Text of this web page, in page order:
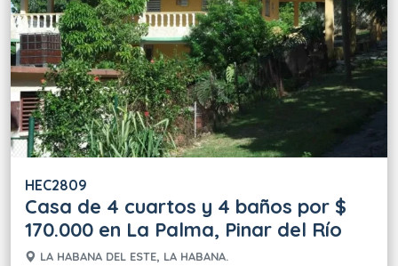
HEC2809
Casa de 4 cuartos y 4 baños por $
170.000 en La Palma, Pinar del Río
LA HABANA DEL ESTE, LA HABANA.